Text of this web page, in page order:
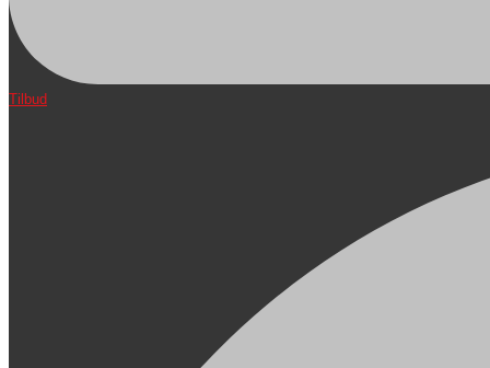
Tilbud